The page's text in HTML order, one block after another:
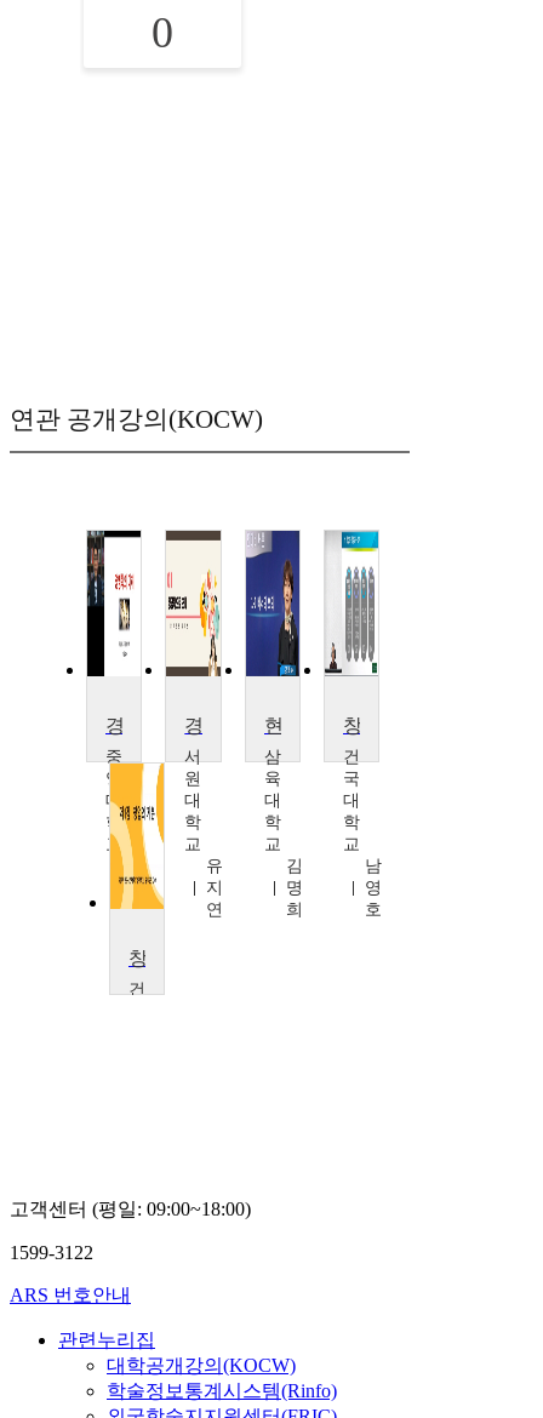
0
연관 공개강의(KOCW)
중
앙
대
학
교
찬
균
서
원
대
학
교
유
지
연
삼
육
대
학
교
김
명
희
건
국
대
학
교
남
영
호
건
고객센터 (평일: 09:00~18:00)
1599-3122
ARS 번호안내
관련누리집
대학공개강의(KOCW)
학술정보통계시스템(Rinfo)